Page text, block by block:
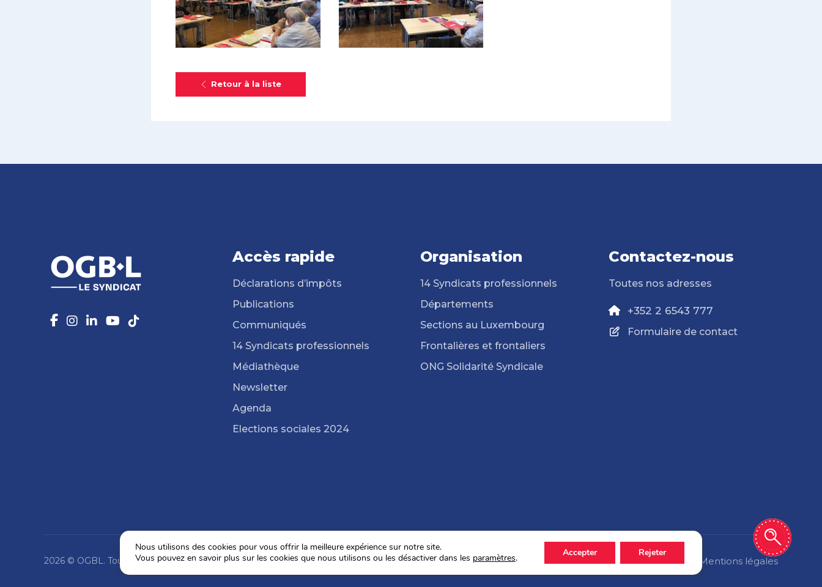
Retour à la liste
Accès rapide
Déclarations d’impôts
Publications
Communiqués
14 Syndicats professionnels
Médiathèque
Newsletter
Agenda
Elections sociales 2024
Organisation
14 Syndicats professionnels
Départements
Sections au Luxembourg
Frontalières et frontaliers
ONG Solidarité Syndicale
Contactez-nous
Toutes nos adresses
+352 2 6543 777
Formulaire de contact
Politique de confidentialité Mentions légales
2026 © OGBL. Tous droits réservés.
Nous utilisons des cookies pour vous offrir la meilleure expérience sur notre site.
Vous pouvez en savoir plus sur les cookies que nous utilisons ou les désactiver dans les paramètres. Accepter Rejeter